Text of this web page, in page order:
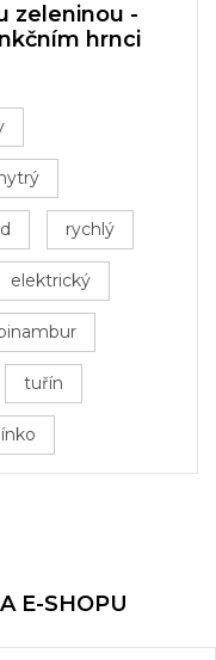
zeleninou -
hrnci
rychlý
elektrický
tuřín
E-SHOPU